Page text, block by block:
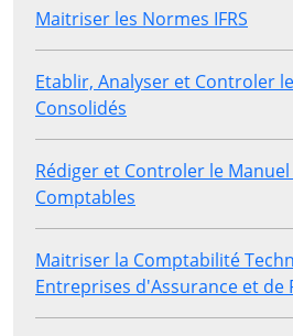
Maitriser les Normes IFRS
Etablir, Analyser et Controler
Consolidés
Rédiger et Controler le
Comptables
Maitriser la Comptabilité
Entreprises d'Assurance et de